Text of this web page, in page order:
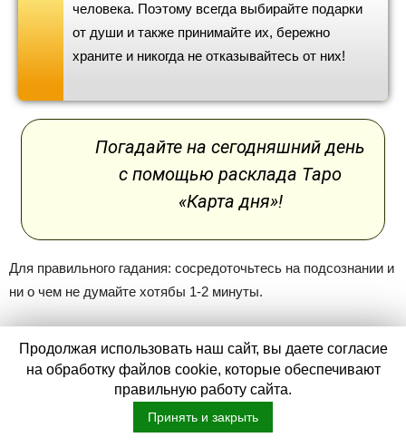
человека. Поэтому всегда выбирайте подарки
от души и также принимайте их, бережно
храните и никогда не отказывайтесь от них!
Погадайте на сегодняшний день
c помощью расклада Таро
«Карта дня»!
Для правильного гадания: сосредоточьтесь на подсознании и
ни о чем не думайте хотябы 1-2 минуты.
Можно ли передаривать подарки
— суеверия наших предков
Наверное многие помнят детскую пословицу «Подарки — не
Продолжая использовать наш сайт, вы даете согласие
на обработку файлов cookie, которые обеспечивают
правильную работу сайта.
Принять и закрыть